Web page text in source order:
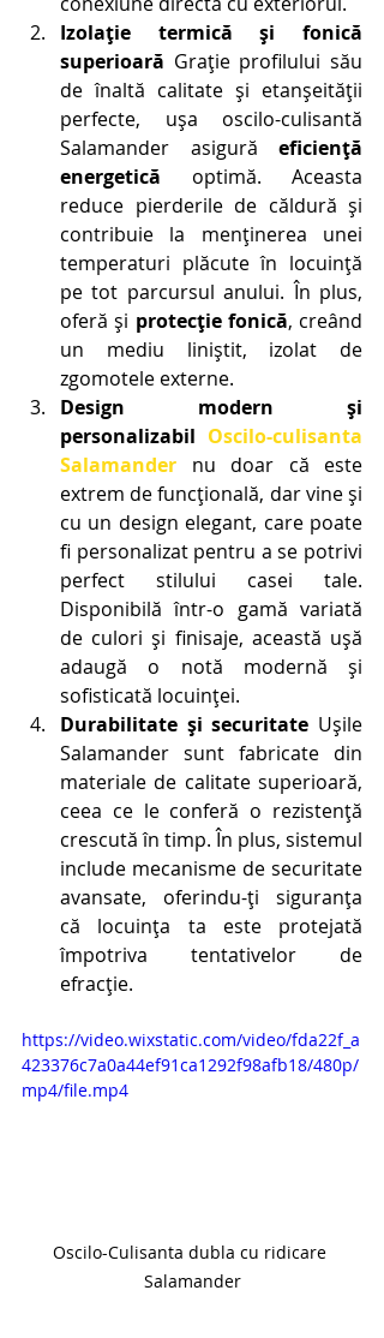
Izolație termică și fonică
superioară Grație profilului său
de înaltă calitate și etanșeității
perfecte, ușa oscilo-culisantă
Salamander asigură eficiență
energetică optimă. Aceasta
reduce pierderile de căldură și
contribuie la menținerea unei
temperaturi plăcute în locuință
pe tot parcursul anului. În plus,
oferă și protecție fonică, creând
un mediu liniștit, izolat de
zgomotele externe.
Design modern și
personalizabil Oscilo-culisanta
Salamander nu doar că este
extrem de funcțională, dar vine și
cu un design elegant, care poate
fi personalizat pentru a se potrivi
perfect stilului casei tale.
Disponibilă într-o gamă variată
de culori și finisaje, această ușă
adaugă o notă modernă și
sofisticată locuinței.
Durabilitate și securitate Ușile
Salamander sunt fabricate din
materiale de calitate superioară,
ceea ce le conferă o rezistență
crescută în timp. În plus, sistemul
include mecanisme de securitate
avansate, oferindu-ți siguranța
că locuința ta este protejată
împotriva tentativelor de
efracție.
https://video.wixstatic.com/video/fda22f_a
423376c7a0a44ef91ca1292f98afb18/480p/
mp4/file.mp4
Oscilo-Culisanta dubla cu ridicare
Salamander